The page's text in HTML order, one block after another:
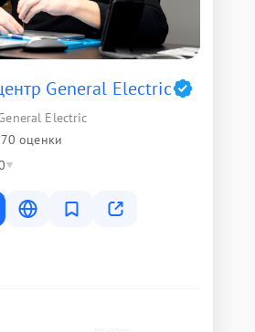
General Electric
Electric
оценки